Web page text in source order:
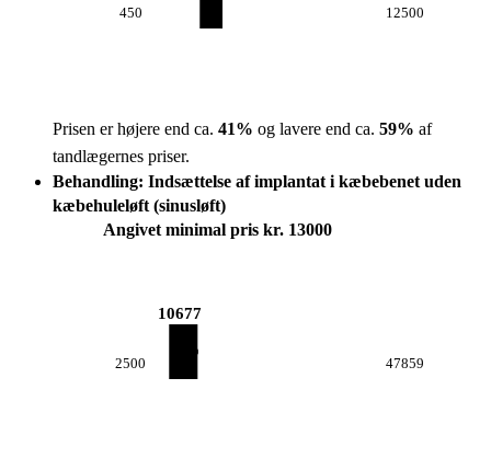
450 12500
Prisen er højere end ca. 41% og lavere end ca. 59% af
tandlægernes priser.
Behandling: Indsættelse af implantat i kæbebenet uden
kæbehuleløft (sinusløft)
Angivet minimal pris kr. 13000
2500
10677
47859